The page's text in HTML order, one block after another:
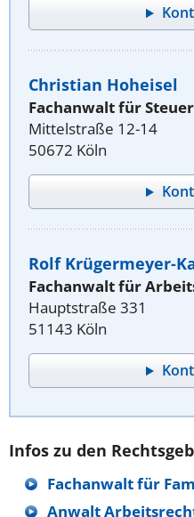
Christian Hoheisel
Fachanwalt für
Mittelstraße 12-14
50672 Köln
Rolf Krügermeyer-
Fachanwalt für
Hauptstraße 331
51143 Köln
Infos zu den
Fachanwalt für
Anwalt